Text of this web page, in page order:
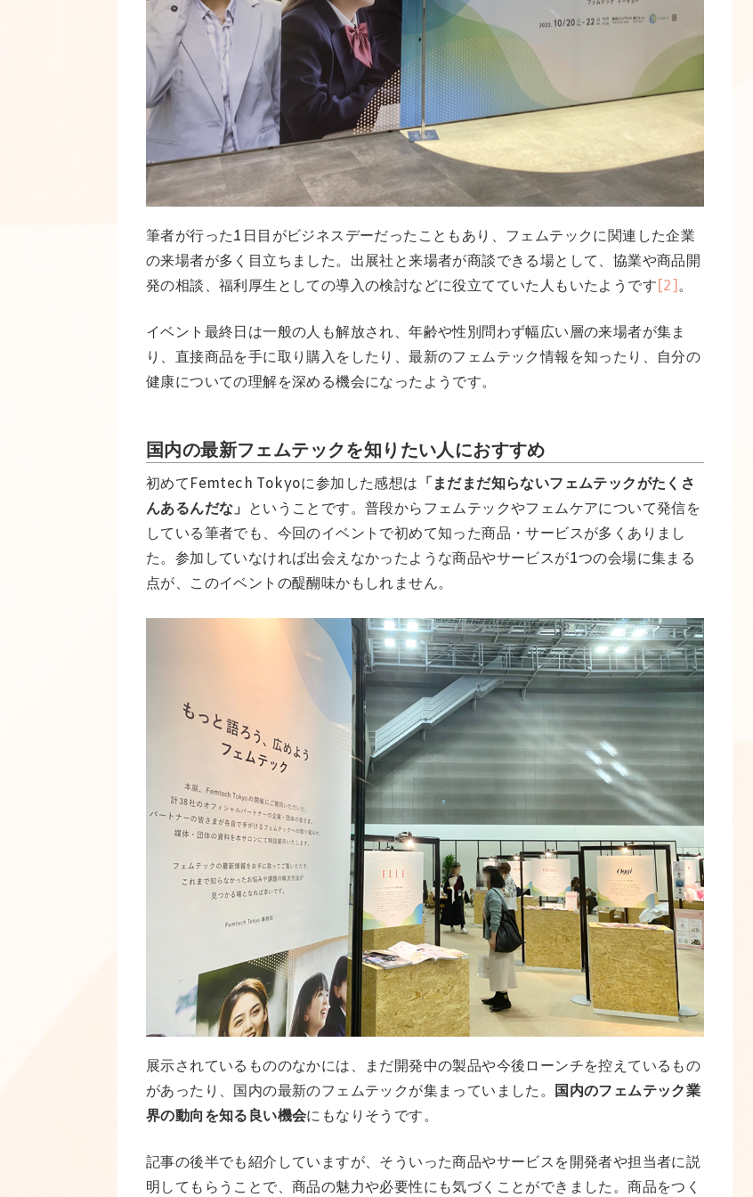
筆者が行った1日目がビジネスデーだったこともあり、フェムテックに関連した企業
の来場者が多く目立ちました。出展社と来場者が商談できる場として、協業や商品開
発の相談、福利厚生としての導入の検討などに役立てていた人もいたようです[2]。
イベント最終日は一般の人も解放され、年齢や性別問わず幅広い層の来場者が集ま
り、直接商品を手に取り購入をしたり、最新のフェムテック情報を知ったり、自分の
健康についての理解を深める機会になったようです。
国内の最新フェムテックを知りたい人におすすめ
初めてFemtech Tokyoに参加した感想は 「まだまだ知らないフェムテックがたくさ
んあるんだな」 ということです。普段からフェムテックやフェムケアについて発信を
している筆者でも、今回のイベントで初めて知った商品・サービスが多くありまし
た。参加していなければ出会えなかったような商品やサービスが1つの会場に集まる
点が、このイベントの醍醐味かもしれません。
展示されているもののなかには、まだ開発中の製品や今後ローンチを控えているもの
があったり、国内の最新のフェムテックが集まっていました。
国内のフェムテック業
界の動向を知る良い機会にもなりそうです。
記事の後半でも紹介していますが、そういった商品やサービスを開発者や担当者に説
明してもらうことで、商品の魅力や必要性にも気づくことができました。商品をつく